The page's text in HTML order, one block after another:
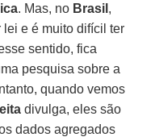
. Mas, no Brasil ,
e é muito difícil ter
sentido, fica
pesquisa sobre a
quando vemos
divulga, eles são
dados agregados